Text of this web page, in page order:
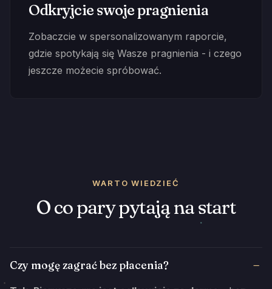
Odkryjcie swoje pragnienia
Zobaczcie w spersonalizowanym raporcie,
gdzie spotykają się Wasze pragnienia - i czego
jeszcze możecie spróbować.
WARTO WIEDZIEĆ
O co pary pytają na start
Czy mogę zagrać bez płacenia?